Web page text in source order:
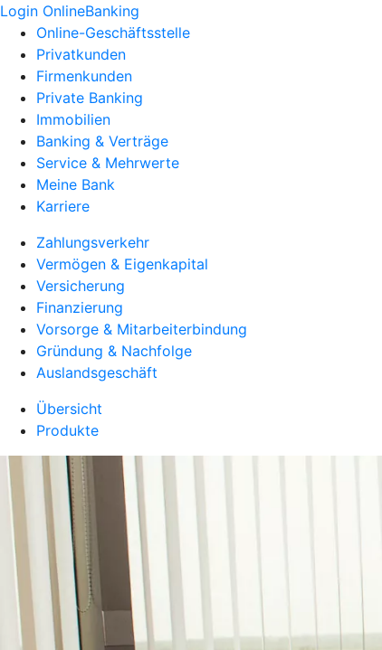
Login OnlineBanking
Online-Geschäftsstelle
Privatkunden
Firmenkunden
Private Banking
Immobilien
Banking & Verträge
Service & Mehrwerte
Meine Bank
Karriere
Zahlungsverkehr
Vermögen & Eigenkapital
Versicherung
Finanzierung
Vorsorge & Mitarbeiterbindung
Gründung & Nachfolge
Auslandsgeschäft
Übersicht
Produkte